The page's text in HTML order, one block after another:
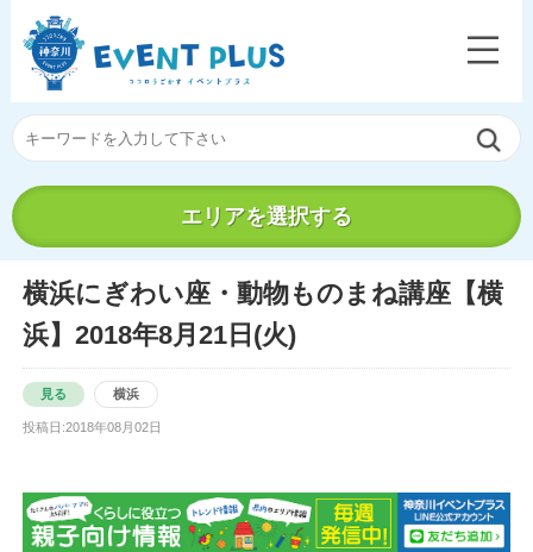
エリアを選択する
横浜にぎわい座・動物ものまね講座【横
浜】2018年8月21日(火)
見る 横浜
投稿日:2018年08月02日